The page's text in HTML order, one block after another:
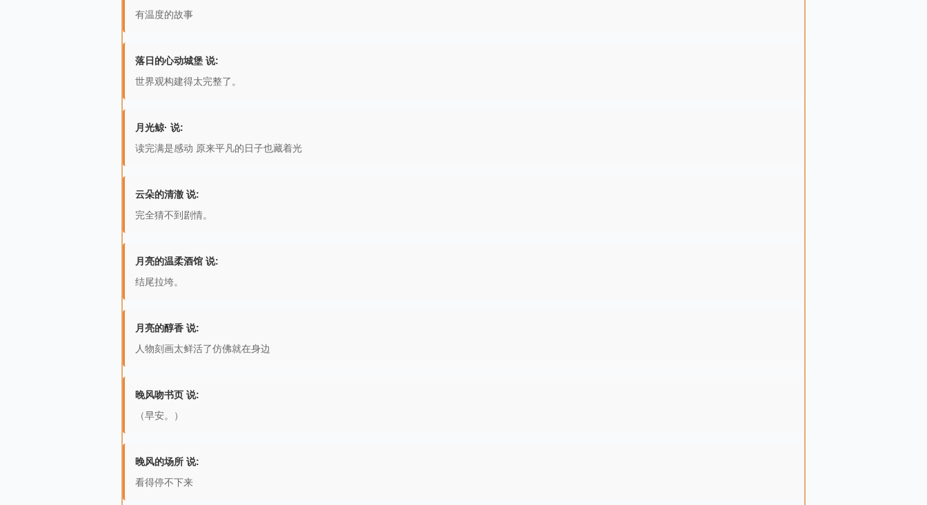
有温度的故事
落日的心动城堡 说:
世界观构建得太完整了。
月光鲸· 说:
读完满是感动 原来平凡的日子也藏着光
云朵的清澈 说:
完全猜不到剧情。
月亮的温柔酒馆 说:
结尾拉垮。
月亮的醇香 说:
人物刻画太鲜活了仿佛就在身边
晚风吻书页 说:
（早安。）
晚风的场所 说:
看得停不下来